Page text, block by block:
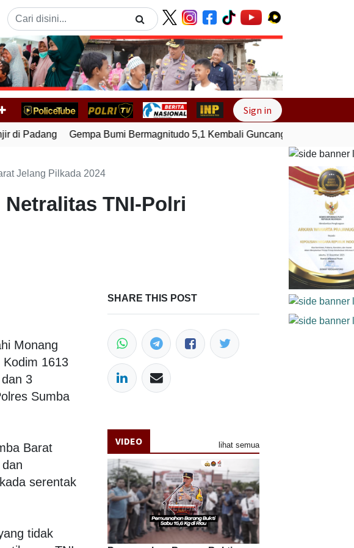
Next
Sign in
Padang Gempa Bumi Bermagnitudo 5,1 Kembali Guncang Seram Bagian
Jelang Pilkada 2024
TNI-Polri
Monang
1613
3
Sumba
Barat
serentak
tidak
SHARE THIS POST
VIDEO lihat semua